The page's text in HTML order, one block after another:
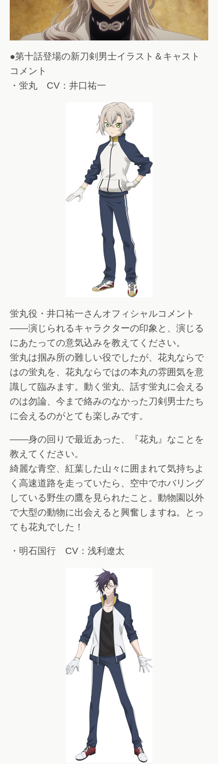
●第十話登場の新刀剣男士イラスト＆キャスト
コメント
・蛍丸 CV：井口祐一
蛍丸役・井口祐一さんオフィシャルコメント
――演じられるキャラクターの印象と、演じる
にあたっての意気込みを教えてください。
蛍丸は掴み所の難しい役でしたが、花丸ならで
はの蛍丸を、花丸ならではの本丸の雰囲気を意
識して臨みます。動く蛍丸、話す蛍丸に会える
のは勿論、今まで絡みのなかった刀剣男士たち
に会えるのがとても楽しみです。
――身の回りで最近あった、『花丸』なことを
教えてください。
綺麗な青空、紅葉した山々に囲まれて気持ちよ
く高速道路を走っていたら、空中でホバリング
している野生の鷹を見られたこと。動物園以外
で大型の動物に出会えると興奮しますね。とっ
ても花丸でした！
・明石国行 CV：浅利遼太